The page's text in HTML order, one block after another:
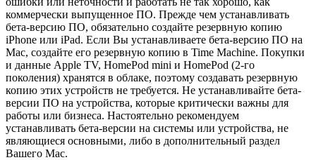
коммерчески выпущенное ПО. Прежде чем устанавливать
бета-версию ПО, обязательно создайте резервную копию
iPhone или iPad. Если Вы устанавливаете бета-версию ПО на
Mac, создайте его резервную копию в Time Machine. Покупки
и данные Apple TV, HomePod mini и HomePod (2‑го
поколения) хранятся в облаке, поэтому создавать резервную
копию этих устройств не требуется. Не устанавливайте бета-
версии ПО на устройства, которые критически важны для
работы или бизнеса. Настоятельно рекомендуем
устанавливать бета-версии на системы или устройства, не
являющиеся основными, либо в дополнительный раздел
Вашего Mac.